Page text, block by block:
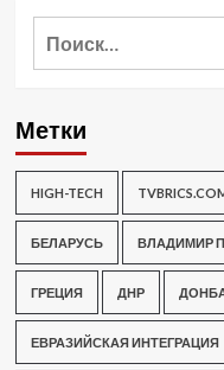
Метки
HIGH-TECH
БЕЛАРУСЬ ВЛАДИМИР
ГРЕЦИЯ ДНР
ЕВРАЗИЙСКАЯ ИНТЕГРАЦИЯ